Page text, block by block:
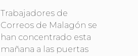
Trabajadores de
Correos de Malagón se
han concentrado esta
mañana a las puertas